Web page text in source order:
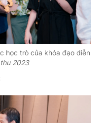
học trò của khóa đạo diễn
2023